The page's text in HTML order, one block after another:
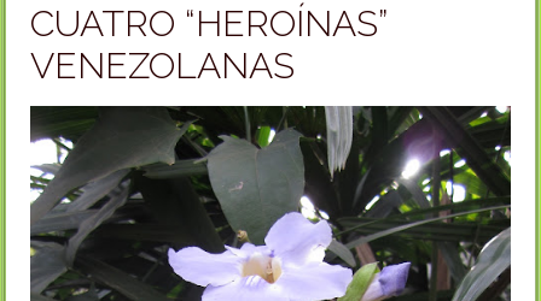
CUATRO “HEROÍNAS”
VENEZOLANAS